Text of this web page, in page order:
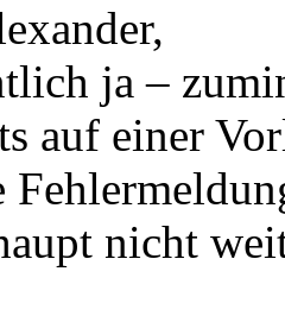
ja –
auf einer
nicht